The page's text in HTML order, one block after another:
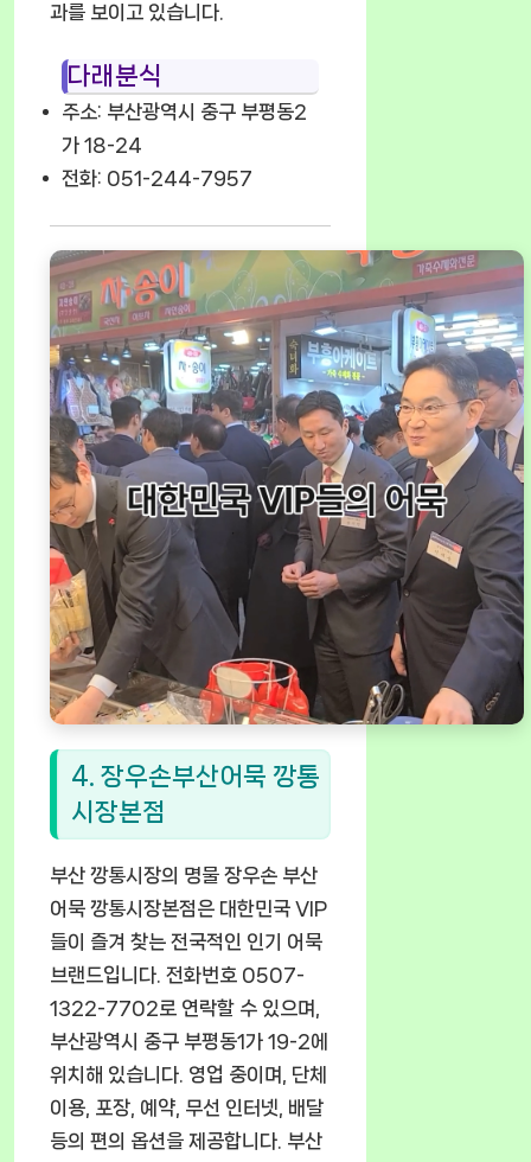
과를 보이고 있습니다.
다래분식
주소: 부산광역시 중구 부평동2
가 18-24
전화: 051-244-7957
4. 장우손부산어묵 깡통
시장본점
부산 깡통시장의 명물 장우손 부산
어묵 깡통시장본점은 대한민국 VIP
들이 즐겨 찾는 전국적인 인기 어묵
브랜드입니다. 전화번호 0507-
1322-7702로 연락할 수 있으며,
부산광역시 중구 부평동1가 19-2에
위치해 있습니다. 영업 중이며, 단체
이용, 포장, 예약, 무선 인터넷, 배달
등의 편의 옵션을 제공합니다. 부산